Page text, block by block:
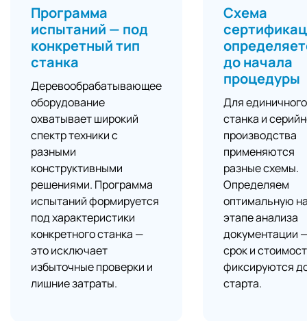
Программа
испытаний — под
конкретный тип
станка
Деревообрабатывающее
оборудование
охватывает широкий
спектр техники с
разными
конструктивными
решениями. Программа
испытаний формируется
под характеристики
конкретного станка —
это исключает
избыточные проверки и
лишние затраты.
Схема
до начала
процедуры
Для единичного
станка и
производства
применяются
разные схемы.
Определяем
оптимальную
этапе анализа
документации
срок и
фиксируются
старта.